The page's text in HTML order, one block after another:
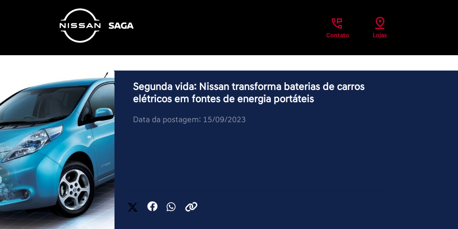
Contato Lojas
Segunda vida: Nissan transforma baterias de carros
elétricos em fontes de energia portáteis
Data da postagem: 15/09/2023